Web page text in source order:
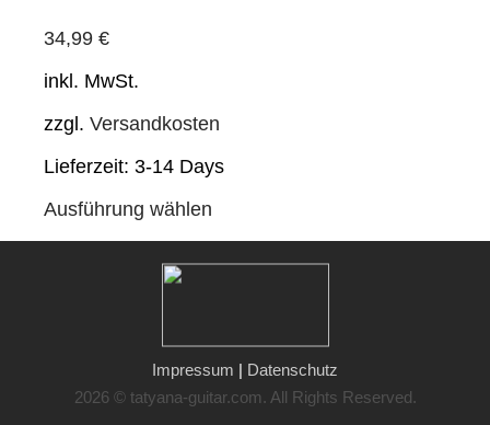
auf
Produktseite
34,99 €
inkl. MwSt.
zzgl. Versandkosten
Lieferzeit: 3-14 Days
Ausführung wählen
Die
Optionen
können
Impressum | Datenschutz
2026 © tatyana-guitar.com. All Rights Reserved.